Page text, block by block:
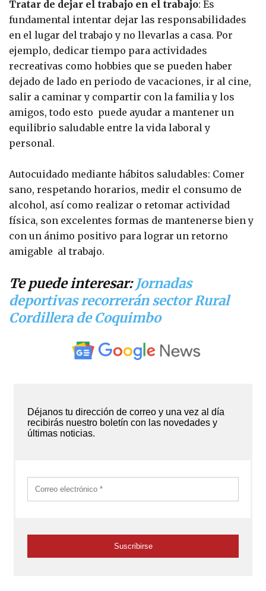
Tratar de dejar el trabajo en el trabajo: Es
fundamental intentar dejar las responsabilidades
en el lugar del trabajo y no llevarlas a casa. Por
ejemplo, dedicar tiempo para actividades
recreativas como hobbies que se pueden haber
dejado de lado en periodo de vacaciones, ir al cine,
salir a caminar y compartir con la familia y los
amigos, todo esto puede ayudar a mantener un
equilibrio saludable entre la vida laboral y
personal.
Autocuidado mediante hábitos saludables: Comer
sano, respetando horarios, medir el consumo de
alcohol, así como realizar o retomar actividad
física, son excelentes formas de mantenerse bien y
con un ánimo positivo para lograr un retorno
amigable al trabajo.
Te puede interesar: Jornadas
deportivas recorrerán sector Rural
Cordillera de Coquimbo